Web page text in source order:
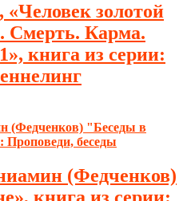
золотой
Смерть. Карма.
книга из серии:
(Федченков)